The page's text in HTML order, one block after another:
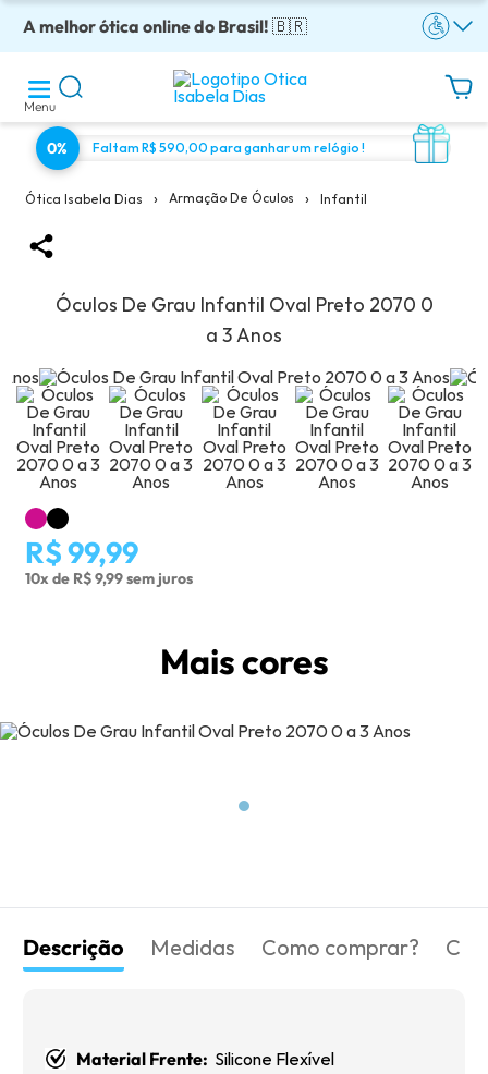
A melhor ótica online do Brasil!🇧🇷
Óculos completos armação + lentes a partir: R$199
Adquira em até 10x sem juros!
Enviamos para todo o Brasil!
Óculos de grau com preço justo!
Menu
0% Faltam R$ 590,00 para ganhar um relógio !
Ótica Isabela Dias › Armação De Óculos › Infantil
Óculos De Grau Infantil Oval Preto 2070 0
a 3 Anos
R$ 99,99
10x de R$ 9,99 sem juros
Mais cores
Descrição Medidas Como comprar?
Material Frente: Silicone Flexível